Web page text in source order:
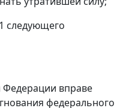
следующего
Федерации вправе
федерального